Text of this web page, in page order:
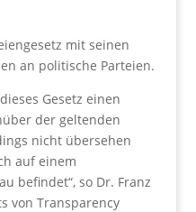
mit seinen
an politische Parteien.
Gesetz einen
der geltenden
nicht übersehen
auf einem
befindet“, so Dr. Franz
von Transparency